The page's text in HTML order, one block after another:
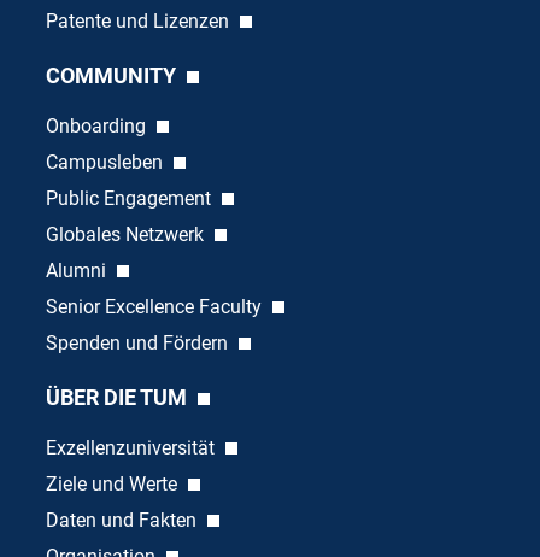
Patente und Lizenzen
COMMUNITY
Onboarding
Campusleben
Public Engagement
Globales Netzwerk
Alumni
Senior Excellence Faculty
Spenden und Fördern
ÜBER DIE TUM
Exzellenzuniversität
Ziele und Werte
Daten und Fakten